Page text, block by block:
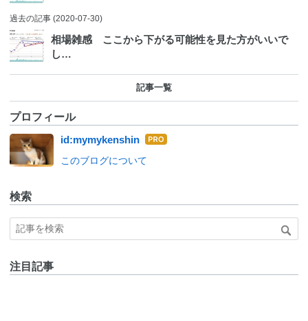
過去の記事 (2020-07-30)
相場雑感 ここから下がる可能性を見た方がいいで
し…
記事一覧
プロフィール
id:mymykenshin はて
このブログについて
検索
注目記事